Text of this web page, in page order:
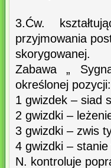
3.Ćw.
przyjmowania
skorygowanej.
Zabawa „
określonej pozycji:
1 gwizdek – siad
2 gwizdki –
3 gwizdki – zwis
4 gwizdki –
N. kontroluje